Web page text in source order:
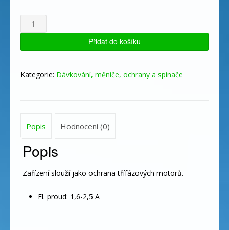
1,6-
množství
Přidat do košíku
Kategorie: Dávkování, měniče, ochrany a spínače
Popis Hodnocení (0)
Popis
Zařízení slouží jako ochrana třífázových motorů.
El. proud: 1,6-2,5 A